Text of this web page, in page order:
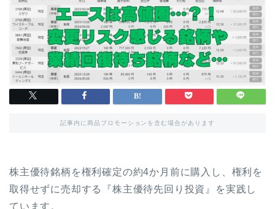
記事内に商品プロモーションを含む場合があります
株主優待銘柄を権利確定の約4か月前に購入し、権利を
取得せずに売却する『株主優待先回り投資』を実践し
ています。